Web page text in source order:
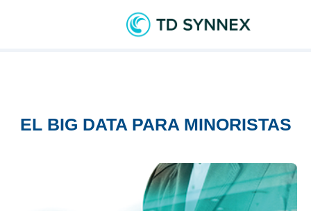
EL BIG DATA PARA MINORISTAS